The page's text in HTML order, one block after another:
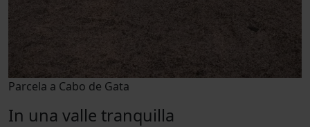
Parcela a Cabo de Gata
In una valle tranquilla